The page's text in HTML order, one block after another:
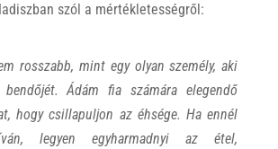
szól a mértékletességről:
rosszabb, mint egy olyan személy, aki
Ádám fia számára elegendő
hogy csillapuljon az éhsége. Ha ennél
legyen egyharmadnyi az étel,